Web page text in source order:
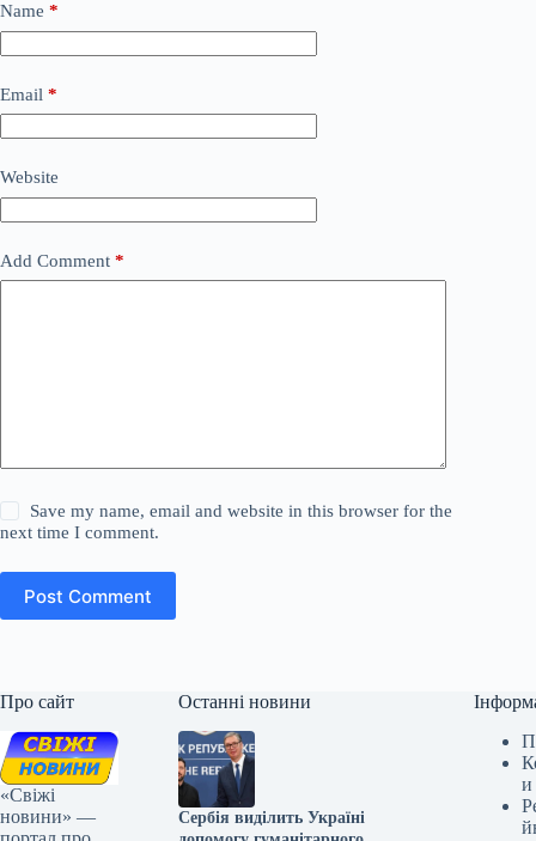
Name *
Email *
Website
Add Comment *
Save my name, email and website in this browser for the
next time I comment.
Post Comment
Про сайт
«Свіжі
новини» —
Останні новини
Сербія виділить Україні
и